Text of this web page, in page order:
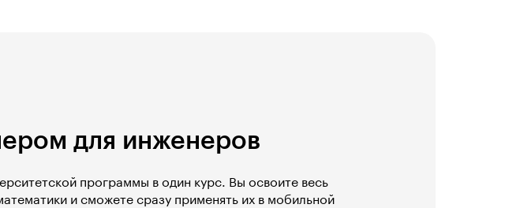
для инженеров
программы в один курс. Вы освоите весь
и сможете сразу применять их в мобильной